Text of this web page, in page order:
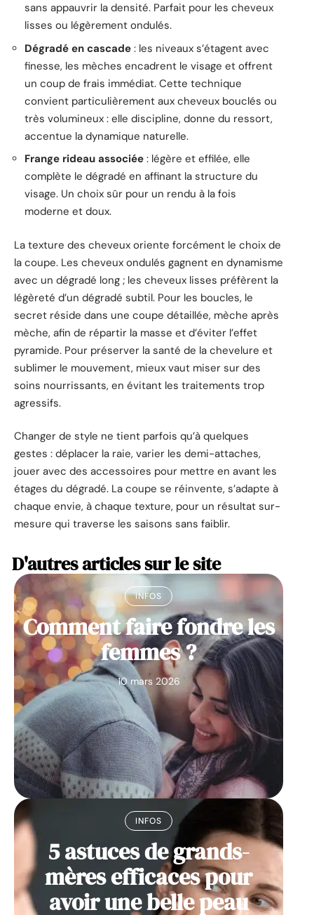
sans appauvrir la densité. Parfait pour les cheveux
lisses ou légèrement ondulés.
Dégradé en cascade : les niveaux s’étagent avec
finesse, les mèches encadrent le visage et offrent
un coup de frais immédiat. Cette technique
convient particulièrement aux cheveux bouclés ou
très volumineux : elle discipline, donne du ressort,
accentue la dynamique naturelle.
Frange rideau associée : légère et effilée, elle
complète le dégradé en affinant la structure du
visage. Un choix sûr pour un rendu à la fois
moderne et doux.
La texture des cheveux oriente forcément le choix de
la coupe. Les cheveux ondulés gagnent en dynamisme
avec un dégradé long ; les cheveux lisses préfèrent la
légèreté d’un dégradé subtil. Pour les boucles, le
secret réside dans une coupe détaillée, mèche après
mèche, afin de répartir la masse et d’éviter l’effet
pyramide. Pour préserver la santé de la chevelure et
sublimer le mouvement, mieux vaut miser sur des
soins nourrissants, en évitant les traitements trop
agressifs.
Changer de style ne tient parfois qu’à quelques
gestes : déplacer la raie, varier les demi-attaches,
jouer avec des accessoires pour mettre en avant les
étages du dégradé. La coupe se réinvente, s’adapte à
chaque envie, à chaque texture, pour un résultat sur-
mesure qui traverse les saisons sans faiblir.
D'autres articles sur le site
INFOS
Comment faire fondre les
femmes ?
10 mars 2026
INFOS
5 astuces de grands-
mères efficaces pour
avoir une belle peau